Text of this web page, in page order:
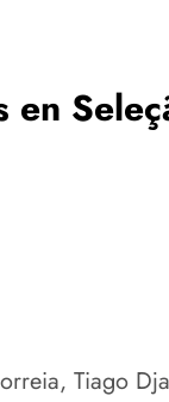
en
Tiago